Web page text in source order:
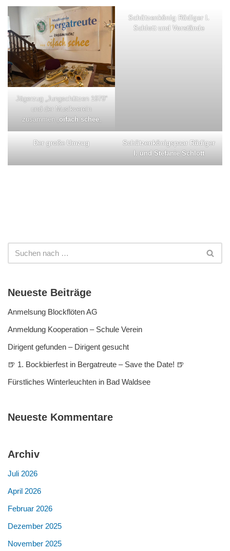
Jägerzug „Jungschützen 1979“
und der Musikverein
zusammen „oifach schee„
Schützenkönig Rüdiger I.
Schlott und Vorstände
Der große Umzug
Schützenkönigspaar Rüdiger
I. und Stefanie Schlott
Neueste Beiträge
Anmelsung Blockflöten AG
Anmeldung Kooperation – Schule Verein
Dirigent gefunden – Dirigent gesucht
🍺 1. Bockbierfest in Bergatreute – Save the Date! 🍺
Fürstliches Winterleuchten in Bad Waldsee
Neueste Kommentare
Archiv
Juli 2026
April 2026
Februar 2026
Dezember 2025
November 2025